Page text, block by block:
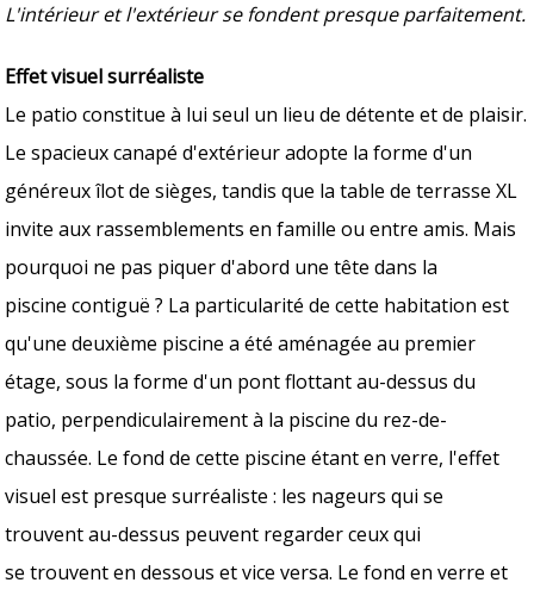
L'intérieur et l'extérieur se fondent presque parfaitement.
Effet visuel surréaliste
Le patio constitue à lui seul un lieu de détente et de plaisir.
Le spacieux canapé d'extérieur adopte la forme d'un
généreux îlot de sièges, tandis que la table de terrasse XL
invite aux rassemblements en famille ou entre amis. Mais
pourquoi ne pas piquer d'abord une tête dans la
piscine contiguë ? La particularité de cette habitation est
qu'une deuxième piscine a été aménagée au premier
étage, sous la forme d'un pont flottant au-dessus du
patio, perpendiculairement à la piscine du rez-de-
chaussée. Le fond de cette piscine étant en verre, l'effet
visuel est presque surréaliste : les nageurs qui se
trouvent au-dessus peuvent regarder ceux qui
se trouvent en dessous et vice versa. Le fond en verre et